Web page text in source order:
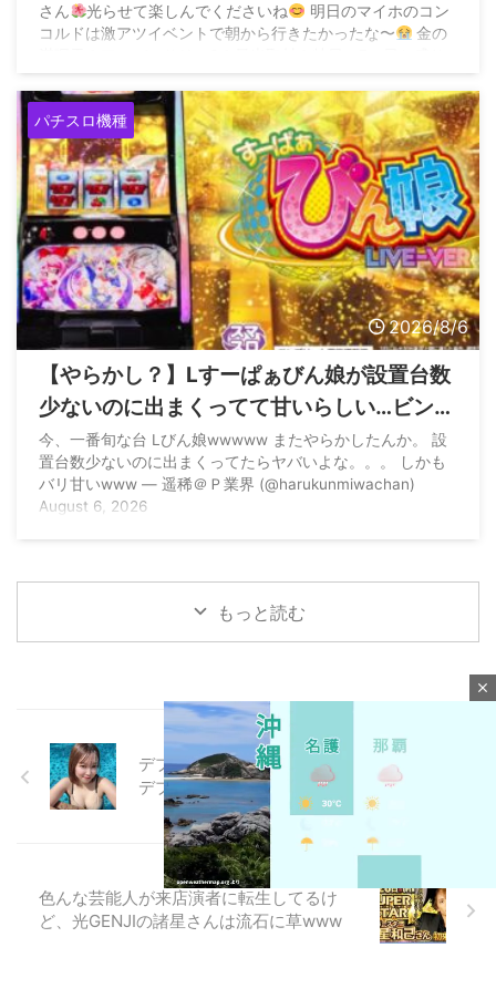
さん
光らせて楽しんでくださいね
明日のマイホのコン
コルドは激アツイベントで朝から行きたかったな〜
金の
パチスロ機種
2026/8/6
【やらかし？】Lすーぱぁびん娘が設置台数
少ないのに出まくってて甘いらしい…ビンゴ
ネオ騒動再びか？
今、一番旬な台 Lびん娘wwwww またやらかしたんか。 設
置台数少ないのに出まくってたらヤバいよな。。。 しかも
バリ甘いwww — 遥稀＠Ｐ業界 (@harukunmiwachan)
August 6, 2026
もっと読む
デブが自分でムチムチって言うなよデブは
デブや甘えんな
色んな芸能人が来店演者に転生してるけ
ど、光GENJIの諸星さんは流石に草www
close
M